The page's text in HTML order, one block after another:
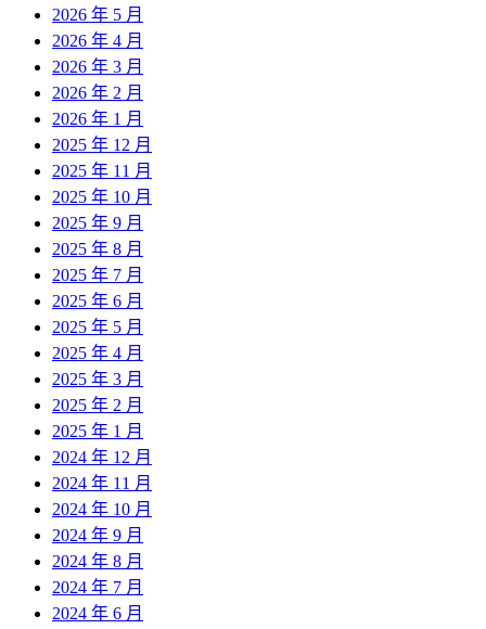
2026 年 5 月
2026 年 4 月
2026 年 3 月
2026 年 2 月
2026 年 1 月
2025 年 12 月
2025 年 11 月
2025 年 10 月
2025 年 9 月
2025 年 8 月
2025 年 7 月
2025 年 6 月
2025 年 5 月
2025 年 4 月
2025 年 3 月
2025 年 2 月
2025 年 1 月
2024 年 12 月
2024 年 11 月
2024 年 10 月
2024 年 9 月
2024 年 8 月
2024 年 7 月
2024 年 6 月